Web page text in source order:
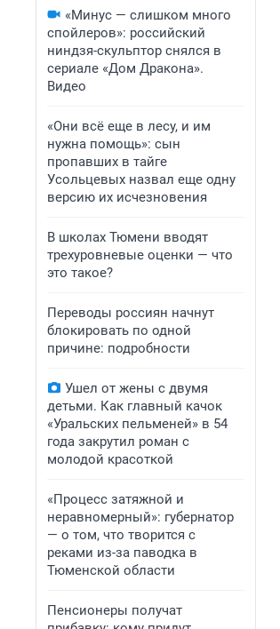
«Минус — слишком много
спойлеров»: российский
ниндзя-скульптор снялся в
сериале «Дом Дракона».
Видео
«Они всё еще в лесу, и им
нужна помощь»: сын
пропавших в тайге
Усольцевых назвал еще одну
версию их исчезновения
В школах Тюмени вводят
трехуровневые оценки — что
это такое?
Переводы россиян начнут
блокировать по одной
причине: подробности
Ушел от жены с двумя
детьми. Как главный качок
«Уральских пельменей» в 54
года закрутил роман с
молодой красоткой
«Процесс затяжной и
неравномерный»: губернатор
— о том, что творится с
реками из-за паводка в
Тюменской области
Пенсионеры получат